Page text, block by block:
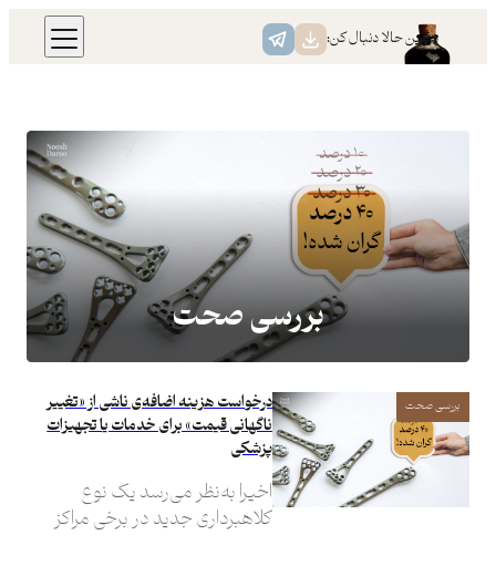
همین حالا دنبال کن:
بررسی صحت
بررسی صحت
درخواست هزینه اضافه‌ی ناشی از «تغییر
ناگهانی قیمت» برای خدمات یا تجهیزات
پزشکی
اخیرا به‌نظر می‌رسد یک نوع
کلاهبرداری جدید در برخی مراکز